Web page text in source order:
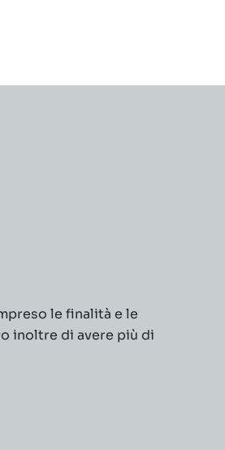
le finalità e le
inoltre di avere più di